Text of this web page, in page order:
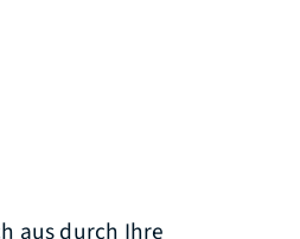
aus durch Ihre